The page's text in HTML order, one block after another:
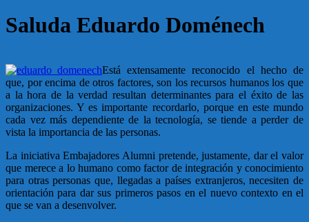
Saluda Eduardo Doménech
Está extensamente reconocido el hecho de
que, por encima de otros factores, son los recursos humanos los que
a la hora de la verdad resultan determinantes para el éxito de las
organizaciones. Y es importante recordarlo, porque en este mundo
cada vez más dependiente de la tecnología, se tiende a perder de
vista la importancia de las personas.
La iniciativa Embajadores Alumni pretende, justamente, dar el valor
que merece a lo humano como factor de integración y conocimiento
para otras personas que, llegadas a países extranjeros, necesiten de
orientación para dar sus primeros pasos en el nuevo contexto en el
que se van a desenvolver.